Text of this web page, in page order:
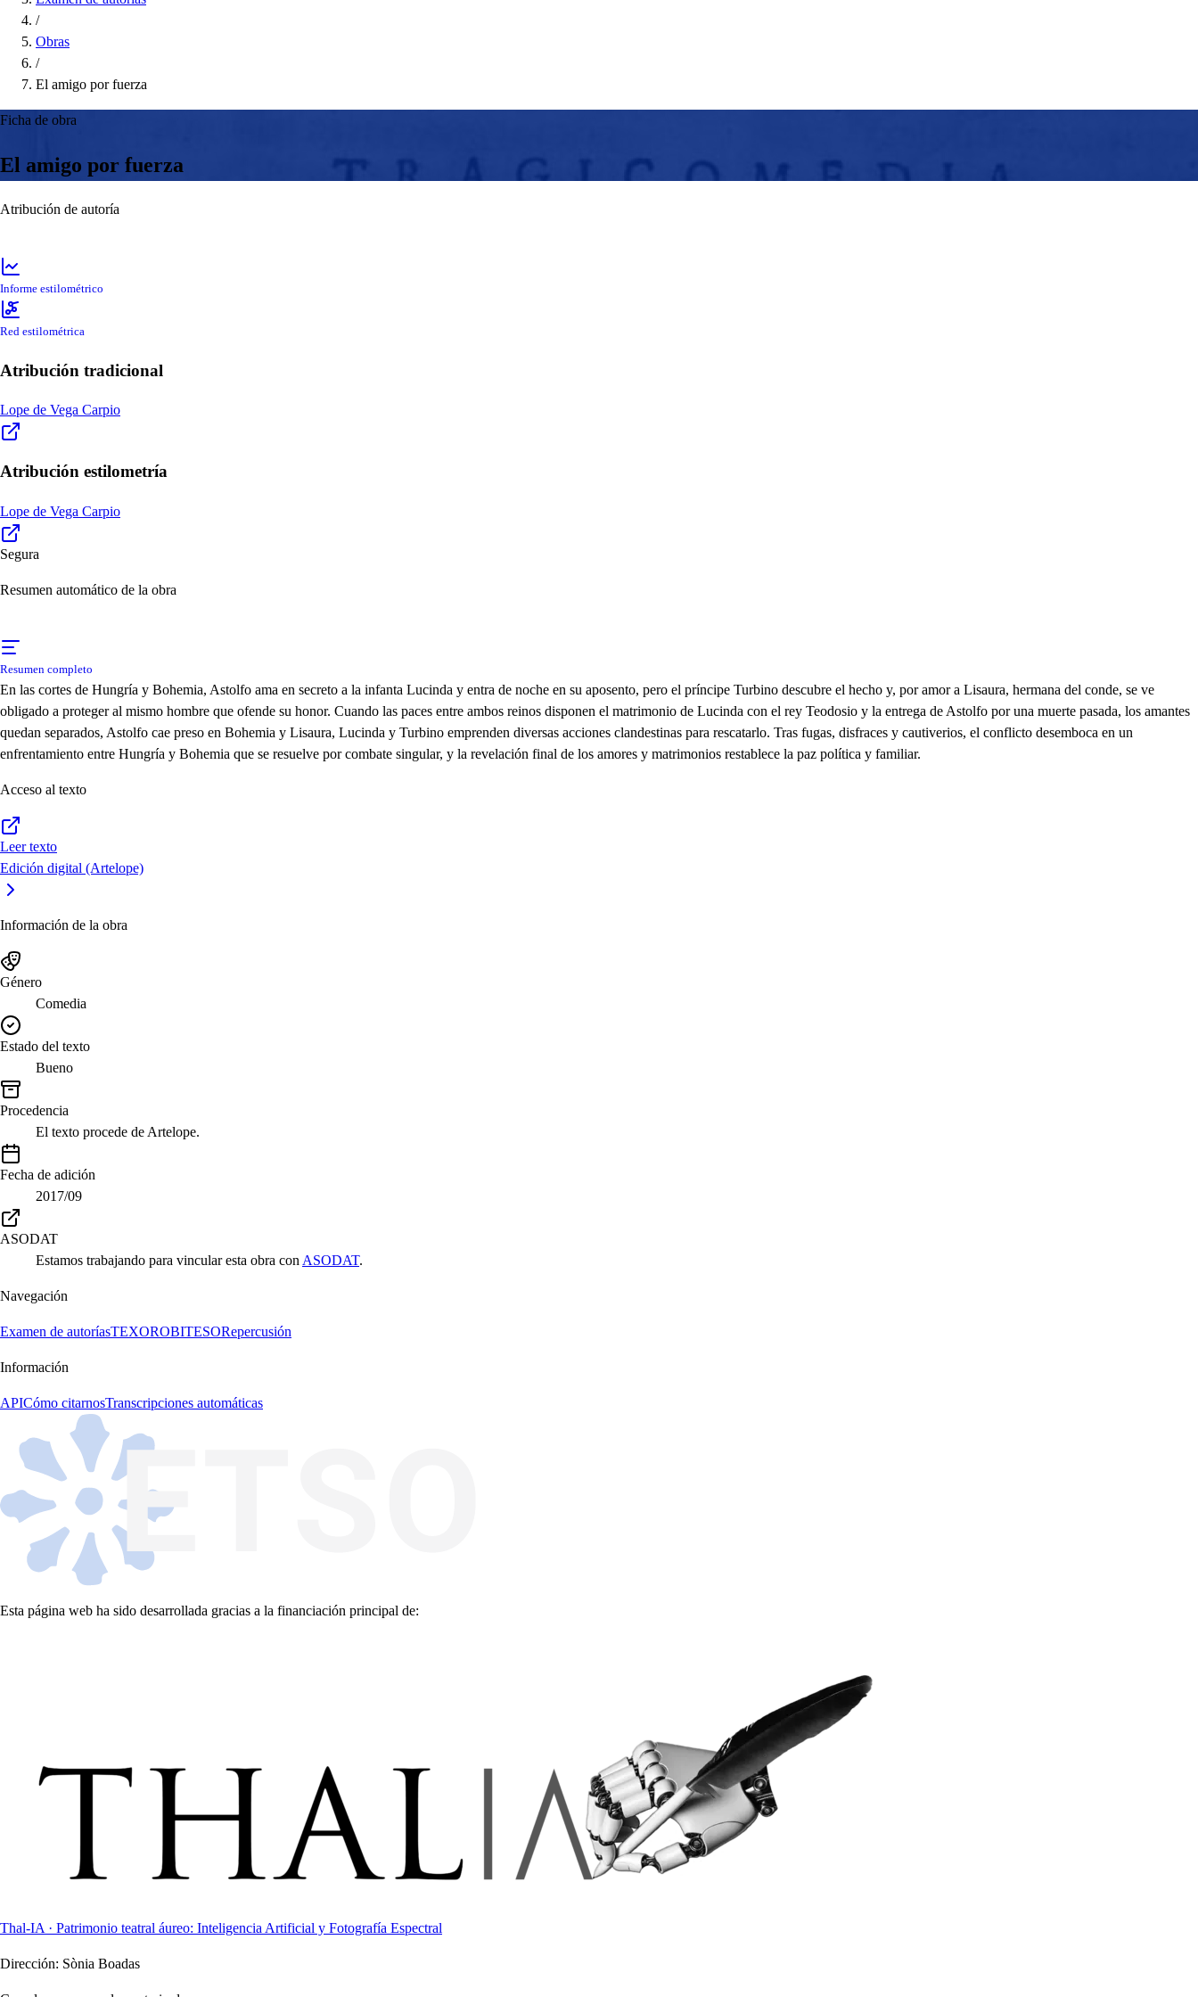
/
Obras
/
El amigo por fuerza
Ficha de obra
El amigo por fuerza
Atribución de autoría
Informe estilométrico
Red estilométrica
Atribución tradicional
Lope de Vega Carpio
Atribución estilometría
Lope de Vega Carpio
Segura
Resumen automático de la obra
Resumen completo
En las cortes de Hungría y Bohemia, Astolfo ama en secreto a la infanta Lucinda y entra de noche en su aposento, pero el príncipe Turbino descubre el hecho y, por amor a Lisaura, hermana del conde, se ve
obligado a proteger al mismo hombre que ofende su honor. Cuando las paces entre ambos reinos disponen el matrimonio de Lucinda con el rey Teodosio y la entrega de Astolfo por una muerte pasada, los amantes
quedan separados, Astolfo cae preso en Bohemia y Lisaura, Lucinda y Turbino emprenden diversas acciones clandestinas para rescatarlo. Tras fugas, disfraces y cautiverios, el conflicto desemboca en un
enfrentamiento entre Hungría y Bohemia que se resuelve por combate singular, y la revelación final de los amores y matrimonios restablece la paz política y familiar.
Acceso al texto
Leer texto
Edición digital (Artelope)
Información de la obra
Género
Comedia
Estado del texto
Bueno
Procedencia
El texto procede de Artelope.
Fecha de adición
2017/09
ASODAT
Estamos trabajando para vincular esta obra con ASODAT.
Navegación
Examen de autoríasTEXOROBITESORepercusión
Información
APICómo citarnosTranscripciones automáticas
Esta página web ha sido desarrollada gracias a la financiación principal de:
Thal-IA · Patrimonio teatral áureo: Inteligencia Artificial y Fotografía Espectral
Dirección: Sònia Boadas